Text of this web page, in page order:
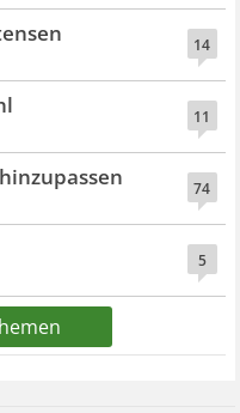
14
11
74
5